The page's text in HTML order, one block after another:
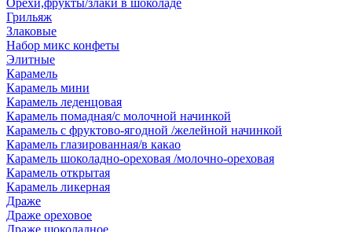
Орехи,фрукты/злаки в шоколаде
Грильяж
Злаковые
Набор микс конфеты
Элитные
Карамель
Карамель мини
Карамель леденцовая
Карамель помадная/с молочной начинкой
Карамель с фруктово-ягодной /желейной начинкой
Карамель глазированная/в какао
Карамель шоколадно-ореховая /молочно-ореховая
Карамель открытая
Карамель ликерная
Драже
Драже ореховое
Драже шоколадное